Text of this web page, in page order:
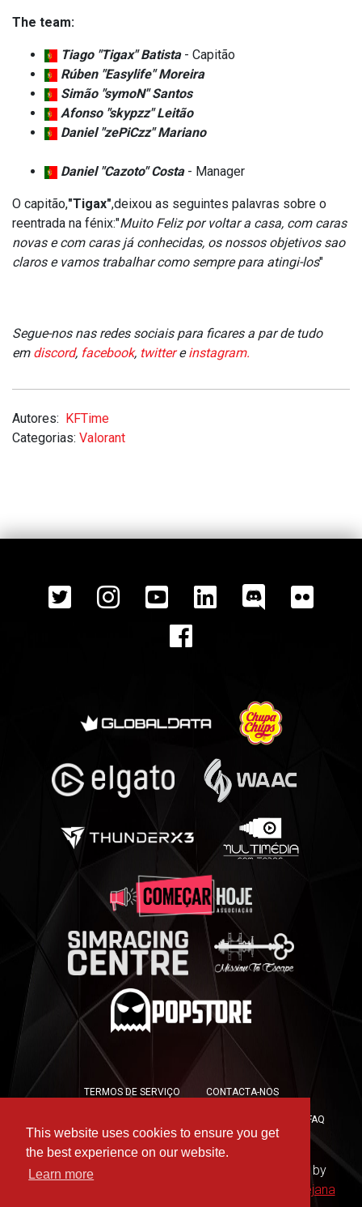
This website uses cookies to ensure you get
the best experience on our website.
Learn more
The team:
Tiago "Tigax" Batista - Capitão
Rúben "Easylife" Moreira
Simão"symoN" Santos
Afonso "skypzz" Leitão
Daniel "zePiCzz" Mariano
Daniel "Cazoto" Costa - Manager
O capitão,"Tigax",deixou as seguintes palavras sobre o
reentrada na fénix:"Muito Feliz por voltar a casa, com caras
novas e com caras já conhecidas, os nossos objetivos sao
claros e vamos trabalhar como sempre para atingi-los"
Segue-nos nas redes sociais para ficares a par de tudo
em discord, facebook, twittereinstagram.
Autores: KFTime
Categorias: Valorant
TERMOS DE SERVIÇO CONTACTA-NOS
FAQ
PRESS KIT
Copyright © 2019 -
- Hosted by
André Messejana